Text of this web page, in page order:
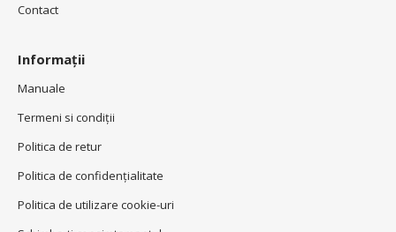
Contact
Informații
Manuale
Termeni si condiţii
Politica de retur
Politica de confidenţialitate
Politica de utilizare cookie-uri